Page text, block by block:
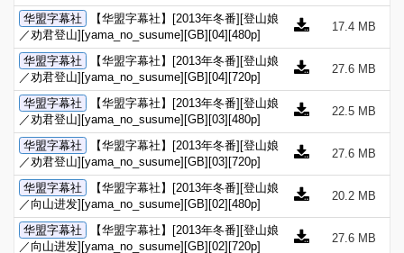
华盟字幕社
【华盟字幕社】[2013年冬番][登山娘
／劝君登山][yama_no_susume][GB][04][480p]
17.4 MB
华盟字幕社
【华盟字幕社】[2013年冬番][登山娘
／劝君登山][yama_no_susume][GB][04][720p]
27.6 MB
华盟字幕社
【华盟字幕社】[2013年冬番][登山娘
／劝君登山][yama_no_susume][GB][03][480p]
22.5 MB
华盟字幕社
【华盟字幕社】[2013年冬番][登山娘
／劝君登山][yama_no_susume][GB][03][720p]
27.6 MB
华盟字幕社
【华盟字幕社】[2013年冬番][登山娘
／向山进发][yama_no_susume][GB][02][480p]
20.2 MB
华盟字幕社
【华盟字幕社】[2013年冬番][登山娘
／向山进发][yama_no_susume][GB][02][720p]
27.6 MB